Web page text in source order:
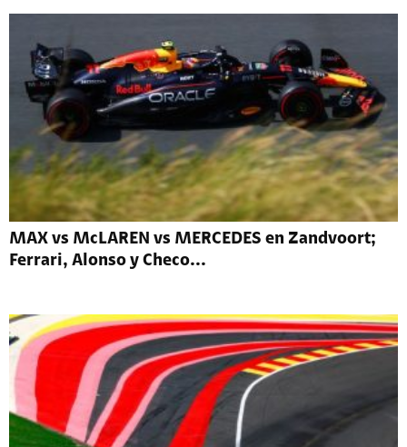
MAX vs McLAREN vs MERCEDES en Zandvoort;
Ferrari, Alonso y Checo...